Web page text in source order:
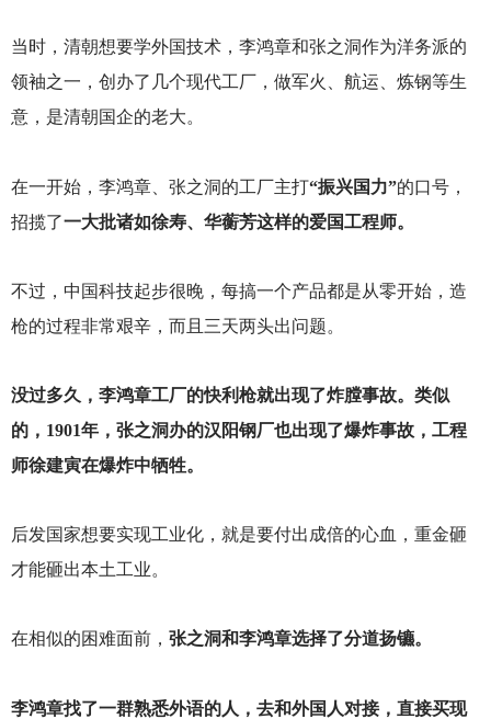
当时，清朝想要学外国技术，李鸿章和张之洞作为洋务派的
领袖之一，创办了几个现代工厂，做军火、航运、炼钢等生
意，是清朝国企的老大。
在一开始，李鸿章、张之洞的工厂主打“振兴国力”的口号，
招揽了一大批诸如徐寿、华蘅芳这样的爱国工程师。
不过，中国科技起步很晚，每搞一个产品都是从零开始，造
枪的过程非常艰辛，而且三天两头出问题。
没过多久，李鸿章工厂的快利枪就出现了炸膛事故。类似
的，1901年，张之洞办的汉阳钢厂也出现了爆炸事故，工程
师徐建寅在爆炸中牺牲。
后发国家想要实现工业化，就是要付出成倍的心血，重金砸
才能砸出本土工业。
在相似的困难面前， 张之洞和李鸿章选择了分道扬镳。
李鸿章找了一群熟悉外语的人，去和外国人对接，直接买现